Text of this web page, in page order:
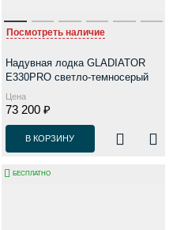
Посмотреть наличие
Надувная лодка GLADIATOR
E330PRO светло-темносерый
Цена
73 200 ₽
В КОРЗИНУ
БЕСПЛАТНО